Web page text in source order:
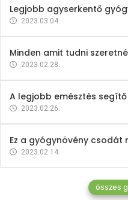
Legjobb agyserkentő
2023.03.04.
Minden amit tudni
2023.02.28.
A legjobb emésztés
2023.02.26.
Ez a gyógynövény csodát
2023.02.14.
összes
Vitaminok